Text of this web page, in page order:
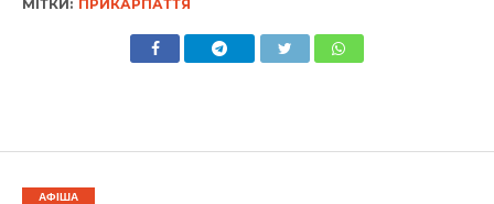
МІТКИ: ПРИКАРПАТТЯ
АФІША